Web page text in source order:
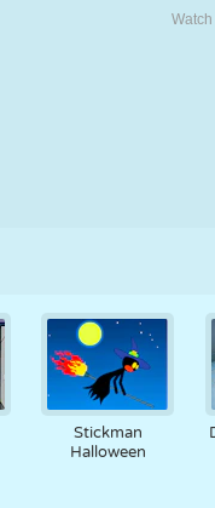
VELHA
Stickman
Halloween